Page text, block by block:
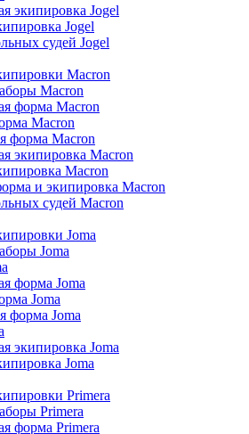
экипировка Jogel
Jogel
судей Jogel
Macron
Macron
форма Macron
Macron
форма Macron
экипировка Macron
Macron
и экипировка Macron
судей Macron
Joma
Joma
форма Joma
Joma
форма Joma
экипировка Joma
Joma
Primera
Primera
форма Primera